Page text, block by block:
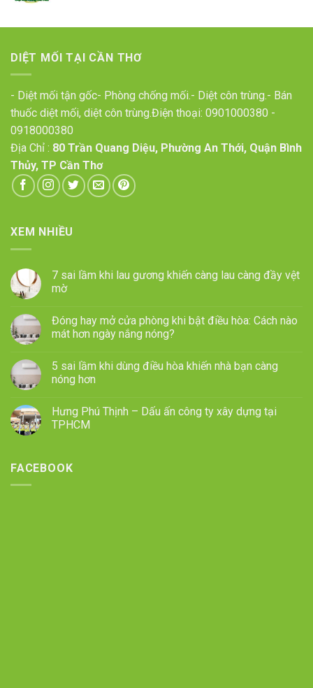
DIỆT MỐI TẠI CẦN THƠ
- Diệt mối tận gốc- Phòng chống mối.- Diệt côn trùng.- Bán
thuốc diệt mối, diệt côn trùng.Điện thoại: 0901000380 -
0918000380
Địa Chỉ : 80 Trần Quang Diệu, Phường An Thới, Quận Bình
Thủy, TP Cần Thơ
XEM NHIỀU
7 sai lầm khi lau gương khiến càng lau càng đầy vệt
mờ
Đóng hay mở cửa phòng khi bật điều hòa: Cách nào
mát hơn ngày nắng nóng?
5 sai lầm khi dùng điều hòa khiến nhà bạn càng
nóng hơn
Hưng Phú Thịnh – Dấu ấn công ty xây dựng tại
TPHCM
FACEBOOK